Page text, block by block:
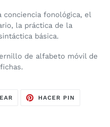
conciencia fonológica, el
la práctica de la
básica.
de alfabeto móvil de
TUITEARHACER PIN